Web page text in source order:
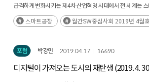
급격하게 변화시키는 제4차 산업혁명 시대에서 전 세계는
독일 인더스트리 4.0(2011) 포함해서 미국, 일본, 중국에서
펼치고 있음
스마트공장 월간SW중심사회 2019년 4월
포럼 박강민 2019.04.17 16690
디지털이 가져오는 도시의 재탄생 (2019. 4.